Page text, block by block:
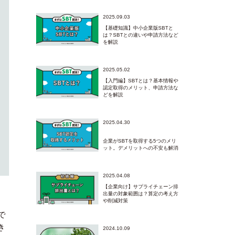
2025.09.03
【基礎知識】中小企業版SBTと
は？SBTとの違いや申請方法など
を解説
2025.05.02
【入門編】SBTとは？基本情報や
認定取得のメリット、申請方法な
どを解説
2025.04.30
企業がSBTを取得する5つのメリ
ット。デメリットへの不安も解消
2025.04.08
【企業向け】サプライチェーン排
出量の対象範囲は？算定の考え方
や削減対策
2024.10.09